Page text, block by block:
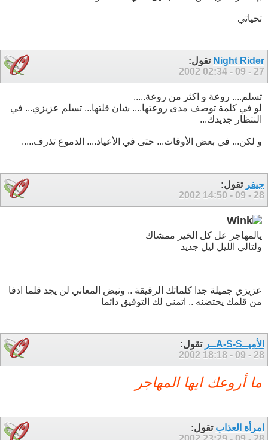
تحياتي
Night Rider تقول:
27 - 09 - 2002
02:34
تسلم.... روعة و اكثر من روعة.....
لو في كلمة توصف مدى روعتها.... شان قلتها... تسلم عزيزي... في
النتظار جديدك...
و لكن... في بعض الأوقات... حتى في الأعياد.... الدموع تذرف.....
جيفر تقول:
28 - 09 - 2002
14:50
يالمهاجر عل كل الخير ممشاك
ولتالي الليل ليل جديد
عزيزي جميلة جدا كلماتك الرقيقة .. ونبض المعاني لن يجد قلما ادفا
من قلمك يحتضنه .. اتمنى لك التوفيق دائما
الأميــA-S-Sــر
تقول:
28 - 09 - 2002
18:18
ما أروعك ايها المهاجر
امرأة العذاب تقول: